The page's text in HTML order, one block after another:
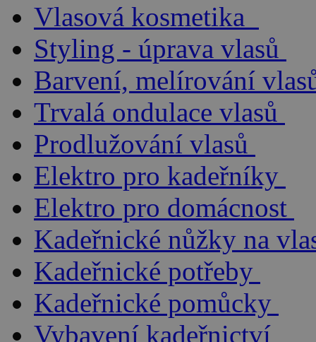
Vlasová kosmetika
Styling - úprava vlasů
Barvení, melírování
Trvalá ondulace vlasů
Prodlužování vlasů
Elektro pro kadeřníky
Elektro pro domácnost
Kadeřnické nůžky na
Kadeřnické potřeby
Kadeřnické pomůcky
Vybavení kadeřnictví